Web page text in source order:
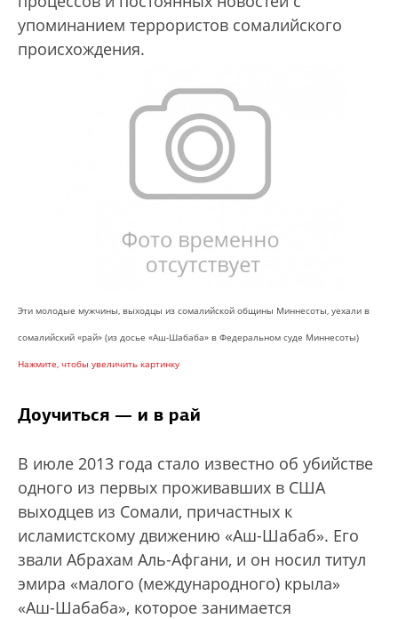
упоминанием террористов сомалийского
происхождения.
Эти молодые мужчины, выходцы из сомалийской общины Миннесоты, уехали в
сомалийский «рай» (из досье «Аш-Шабаба» в Федеральном суде Миннесоты)
Нажмите, чтобы увеличить картинку
Доучиться — и в рай
В июле 2013 года стало известно об убийстве
одного из первых проживавших в США
выходцев из Сомали, причастных к
исламистскому движению «Аш-Шабаб». Его
звали Абрахам Аль-Афгани, и он носил титул
эмира «малого (международного) крыла»
«Аш-Шабаба», которое занимается